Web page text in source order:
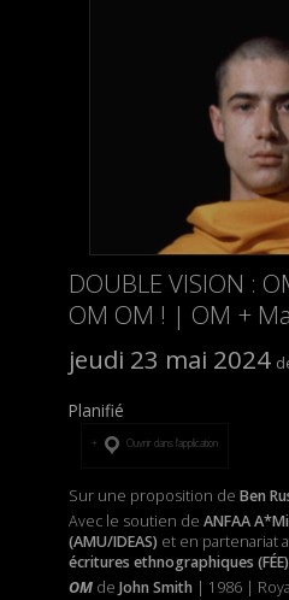
DOUBLE VISION :
OM OM ! | OM +
jeudi 23 mai 2024
Planifié
Ouvrir dans l’application
Sur une proposition de Ben
Avec le soutien de ANFAA
(AMU/IDEAS) et en partenariat
écritures ethnographiques (FÉE)
OMde John Smith | 1986 |